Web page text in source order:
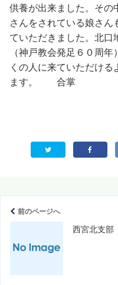
供養が出来ました。その
さんをされている娘さん
ていただきました。 北口
（神戸教会発足６０周
くの人に来ていただけ
ます。 合掌
前のページへ
西宮北支